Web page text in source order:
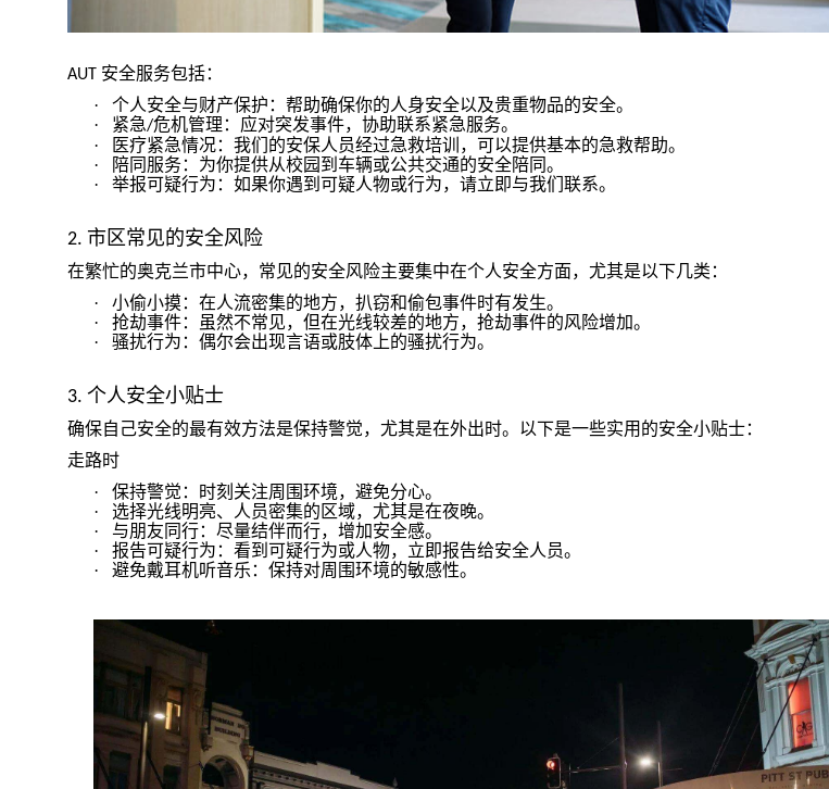
AUT 安全服务包括：
·
个人安全与财产保护：帮助确保你的人身安全以及贵重物品的安全。
·
紧急/危机管理：应对突发事件，协助联系紧急服务。
·
医疗紧急情况：我们的安保人员经过急救培训，可以提供基本的急救帮助。
·
陪同服务：为你提供从校园到车辆或公共交通的安全陪同。
·
举报可疑行为：如果你遇到可疑人物或行为，请立即与我们联系。
2. 市区常见的安全风险
在繁忙的奥克兰市中心，常见的安全风险主要集中在个人安全方面，尤其是以下几类：
·
小偷小摸：在人流密集的地方，扒窃和偷包事件时有发生。
·
抢劫事件：虽然不常见，但在光线较差的地方，抢劫事件的风险增加。
·
骚扰行为：偶尔会出现言语或肢体上的骚扰行为。
3. 个人安全小贴士
确保自己安全的最有效方法是保持警觉，尤其是在外出时。以下是一些实用的安全小贴士：
走路时
·
保持警觉：时刻关注周围环境，避免分心。
·
选择光线明亮、人员密集的区域，尤其是在夜晚。
·
与朋友同行：尽量结伴而行，增加安全感。
·
报告可疑行为：看到可疑行为或人物，立即报告给安全人员。
·
避免戴耳机听音乐：保持对周围环境的敏感性。